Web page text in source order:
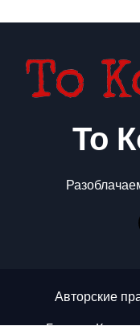
То
Авторские